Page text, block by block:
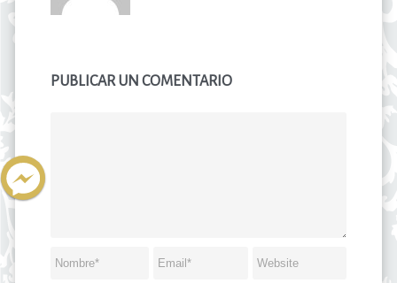
PUBLICAR UN COMENTARIO